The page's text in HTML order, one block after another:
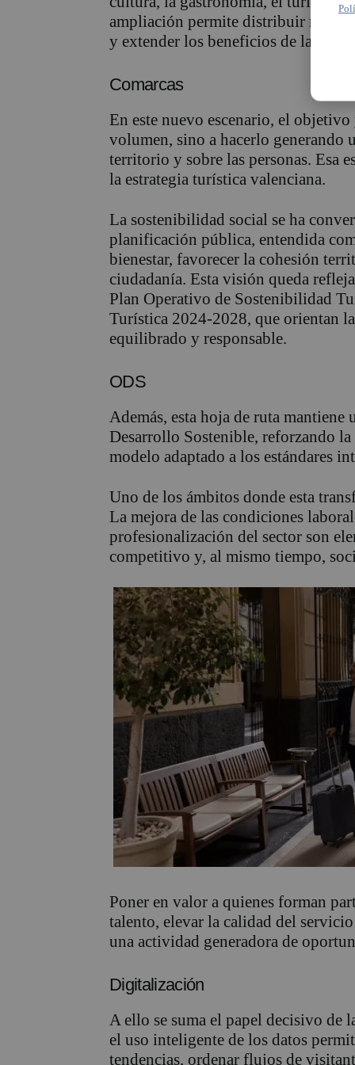
ampliación permite distribuir mejor
y extender los beneficios de la
Comarcas
En este nuevo escenario, el
volumen, sino a hacerlo
territorio y sobre las personas. Esa
la estrategia turística valenciana.
La sostenibilidad social se ha
planificación pública, entendida
bienestar, favorecer la cohesión
ciudadanía. Esta visión queda
Plan Operativo de Sostenibilidad
Turística 2024-2028, que orientan
equilibrado y responsable.
ODS
Además, esta hoja de ruta
Desarrollo Sostenible, reforzando
modelo adaptado a los estándares
Uno de los ámbitos donde esta
La mejora de las condiciones
profesionalización del sector son
competitivo y, al mismo tiempo,
Poner en valor a quienes forman
talento, elevar la calidad del
una actividad generadora de
Digitalización
A ello se suma el papel decisivo
el uso inteligente de los datos
tendencias, ordenar flujos de